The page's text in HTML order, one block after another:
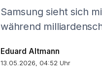
Samsung sieht sich
während
Eduard Altmann
13.05.2026, 04:52 Uhr